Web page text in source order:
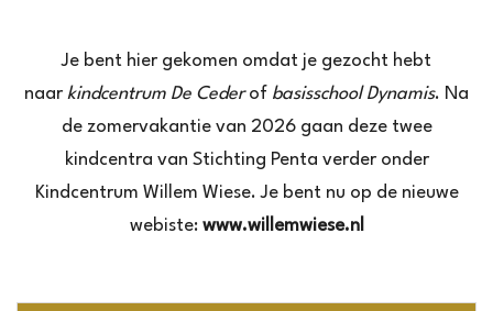
Je bent hier gekomen omdat je gezocht hebt
naar kindcentrum De Cederof basisschool Dynamis. Na
de zomervakantie van 2026 gaan deze twee
kindcentra van Stichting Penta verder onder
Kindcentrum Willem Wiese. Je bent nu op de nieuwe
webiste: www.willemwiese.nl